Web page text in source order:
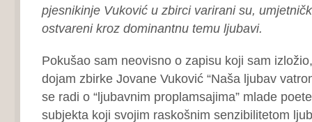
pjesnikinje Vuković u zbirci varirani su,
ostvareni kroz dominantnu temu ljubavi.
Pokušao sam neovisno o zapisu koji sam
dojam zbirke Jovane Vuković “Naša ljubav
se radi o “ljubavnim proplamsajima” mlade
subjekta koji svojim raskošnim senzibilitetom